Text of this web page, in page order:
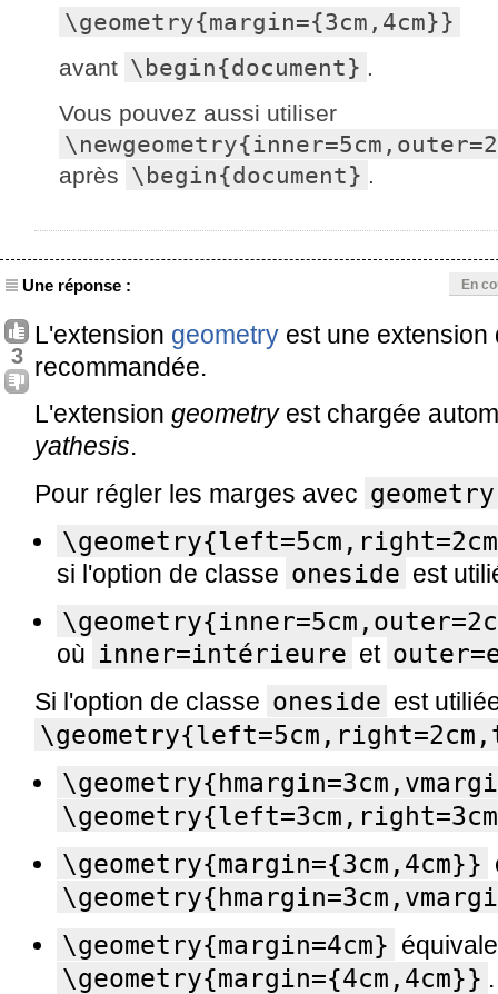
\geometry{margin={3cm,4cm}}
avant \begin{document} .
Vous pouvez aussi utiliser
après \begin{document} .
Une réponse : En
3
L'extension geometry est une extension
recommandée.
L'extension geometryest chargée
yathesis.
Pour régler les marges avec geometry
si l'option de classe oneside est
où inner=intérieure et
Si l'option de classe oneside est
\geometry{margin={3cm,4cm}}
\geometry{margin=4cm}
\geometry{margin={4cm,4cm}} .